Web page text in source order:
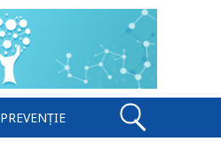
PREVENȚIE